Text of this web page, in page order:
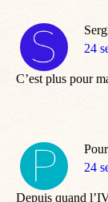
dit
24
C’est plus pour
dit
24
Depuis quand